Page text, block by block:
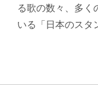
る歌の数々、多く
いる「日本のス